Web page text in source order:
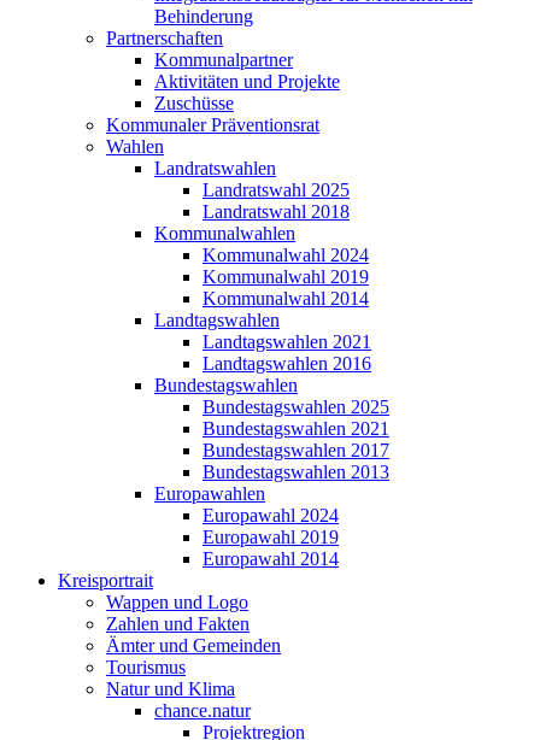
Behinderung
Partnerschaften
Kommunalpartner
Aktivitäten und Projekte
Zuschüsse
Kommunaler Präventionsrat
Wahlen
Landratswahlen
Landratswahl 2025
Landratswahl 2018
Kommunalwahlen
Kommunalwahl 2024
Kommunalwahl 2019
Kommunalwahl 2014
Landtagswahlen
Landtagswahlen 2021
Landtagswahlen 2016
Bundestagswahlen
Bundestagswahlen 2025
Bundestagswahlen 2021
Bundestagswahlen 2017
Bundestagswahlen 2013
Europawahlen
Europawahl 2024
Europawahl 2019
Europawahl 2014
Kreisportrait
Wappen und Logo
Zahlen und Fakten
Ämter und Gemeinden
Tourismus
Natur und Klima
chance.natur
Projektregion